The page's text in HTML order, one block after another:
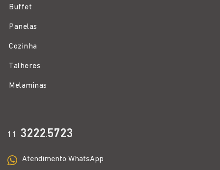
Buffet
Panelas
Cozinha
Talheres
Melaminas
11 3222.5723
Atendimento WhatsApp